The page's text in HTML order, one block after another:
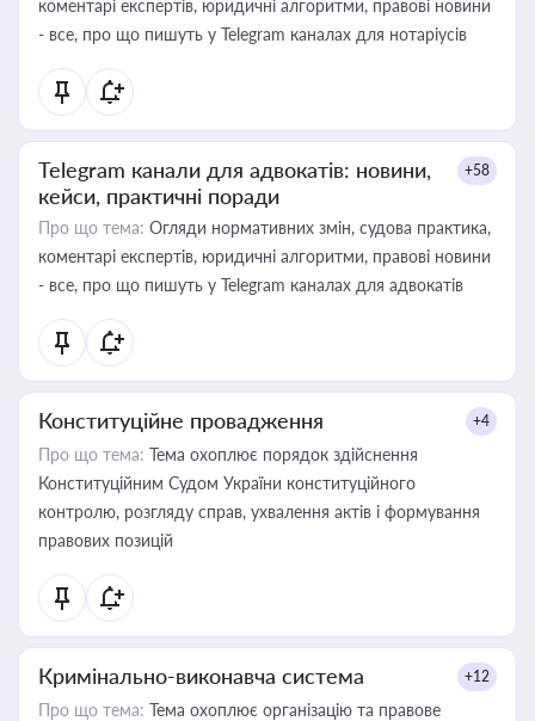
коментарі експертів, юридичні алгоритми, правові новини
- все, про що пишуть у Telegram каналах для нотаріусів
Telegram канали для адвокатів: новини,
кейси, практичні поради
+58
Про що тема: Огляди нормативних змін, судова практика,
коментарі експертів, юридичні алгоритми, правові новини
- все, про що пишуть у Telegram каналах для адвокатів
Конституційне провадження +4
Про що тема: Тема охоплює порядок здійснення
Конституційним Судом України конституційного
контролю, розгляду справ, ухвалення актів і формування
правових позицій
Кримінально-виконавча система +12
Про що тема: Тема охоплює організацію та правове